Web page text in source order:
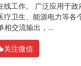
线工作。 广泛应用于
疗卫生、能源电力等
相交流输出，...
关注微信